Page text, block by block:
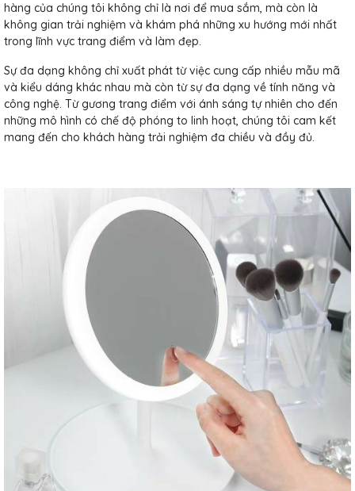
hàng của chúng tôi không chỉ là nơi để mua sắm, mà còn là
không gian trải nghiệm và khám phá những xu hướng mới nhất
trong lĩnh vực trang điểm và làm đẹp.
Sự đa dạng không chỉ xuất phát từ việc cung cấp nhiều mẫu mã
và kiểu dáng khác nhau mà còn từ sự đa dạng về tính năng và
công nghệ. Từ gương trang điểm với ánh sáng tự nhiên cho đến
những mô hình có chế độ phóng to linh hoạt, chúng tôi cam kết
mang đến cho khách hàng trải nghiệm đa chiều và đầy đủ.